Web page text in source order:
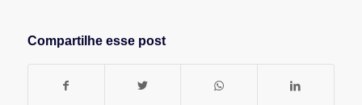
Compartilhe esse post